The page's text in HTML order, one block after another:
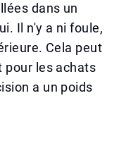
dans un
Il n'y a ni foule,
Cela peut
les achats
a un poids